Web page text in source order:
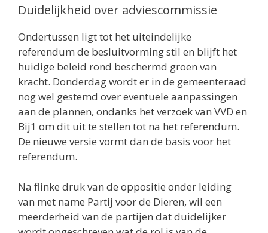
Duidelijkheid over adviescommissie
Ondertussen ligt tot het uiteindelijke
referendum de besluitvorming stil en blijft het
huidige beleid rond beschermd groen van
kracht. Donderdag wordt er in de gemeenteraad
nog wel gestemd over eventuele aanpassingen
aan de plannen, ondanks het verzoek van VVD en
Bij1 om dit uit te stellen tot na het referendum.
De nieuwe versie vormt dan de basis voor het
referendum.
Na flinke druk van de oppositie onder leiding
van met name Partij voor de Dieren, wil een
meerderheid van de partijen dat duidelijker